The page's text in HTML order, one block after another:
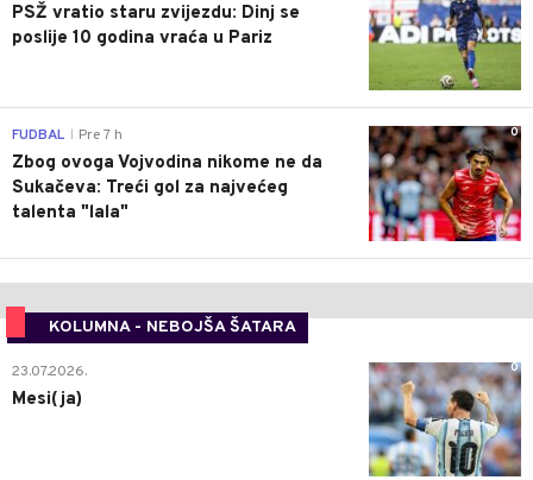
PSŽ vratio staru zvijezdu: Dinj se
poslije 10 godina vraća u Pariz
0
FUDBAL Pre 7 h
Zbog ovoga Vojvodina nikome ne da
Sukačeva: Treći gol za najvećeg
talenta "lala"
KOLUMNA - NEBOJŠA ŠATARA
0
23.07.2026.
Mesi(ja)